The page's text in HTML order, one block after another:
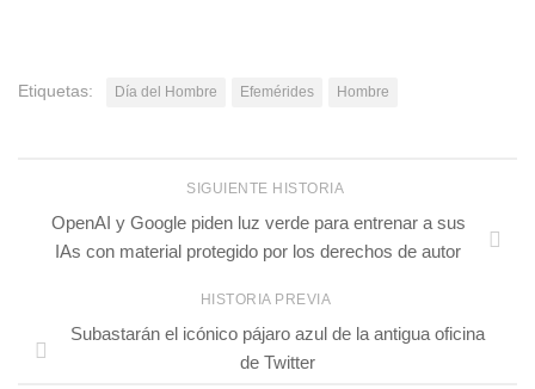
Etiquetas: Día del Hombre Efemérides Hombre
SIGUIENTE HISTORIA
OpenAI y Google piden luz verde para entrenar a sus
IAs con material protegido por los derechos de autor
HISTORIA PREVIA
Subastarán el icónico pájaro azul de la antigua oficina
de Twitter